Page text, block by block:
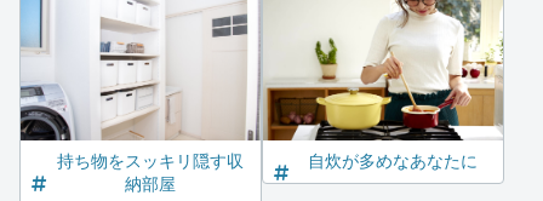
持ち物をスッキリ隠す収
納部屋
自炊が多めなあなたに